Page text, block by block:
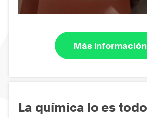
Más información
La química lo es todo